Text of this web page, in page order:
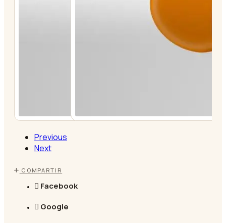
Previous
Next
COMPARTIR
Facebook
Google